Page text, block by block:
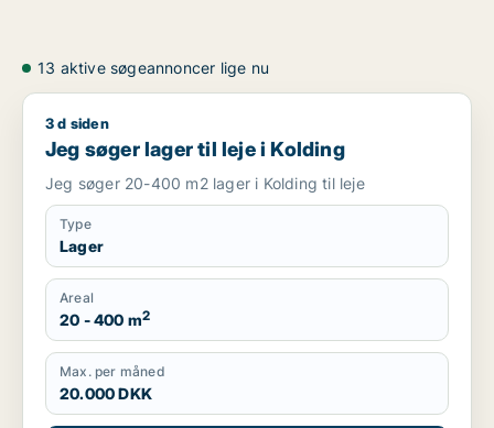
13 aktive søgeannoncer lige nu
Jeg søger lager til leje i Kolding
3 d siden
Jeg søger lager til leje i Kolding
Jeg søger 20-400 m2 lager i Kolding til leje
Type
Lager
Areal
20 - 400 m2
Max. per måned
20.000 DKK